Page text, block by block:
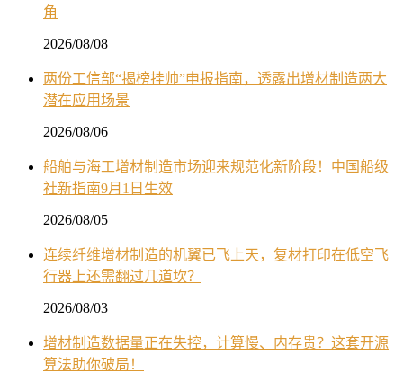
角
2026/08/08
两份工信部“揭榜挂帅”申报指南，透露出增材制造两大
潜在应用场景
2026/08/06
船舶与海工增材制造市场迎来规范化新阶段！中国船级
社新指南9月1日生效
2026/08/05
连续纤维增材制造的机翼已飞上天，复材打印在低空飞
行器上还需翻过几道坎？
2026/08/03
增材制造数据量正在失控，计算慢、内存贵？这套开源
算法助你破局！